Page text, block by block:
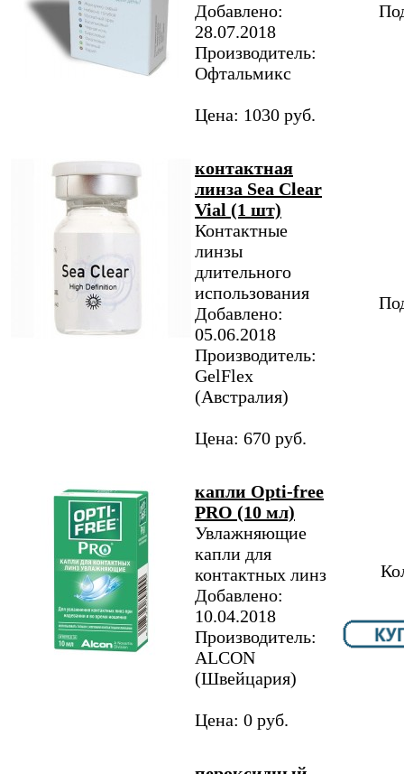
Добавлено:
28.07.2018
Производитель:
Офтальмикс
Цена: 1030 руб.
контактная
линза Sea Clear
Vial (1 шт)
Контактные
линзы
длительного
использования
Добавлено:
05.06.2018
Производитель:
GelFlex
(Австралия)
Цена: 670 руб.
капли Opti-free
PRO (10 мл)
Увлажняющие
капли для
контактных линз
Добавлено:
10.04.2018
Производитель:
ALCON
(Швейцария)
Цена: 0 руб.